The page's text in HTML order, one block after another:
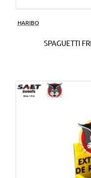
HARIBO
SPAGUETTI